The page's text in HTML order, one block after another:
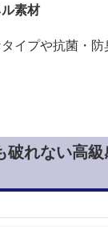
素材
イプや抗菌・
破れない高